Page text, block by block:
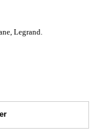
Legrand.